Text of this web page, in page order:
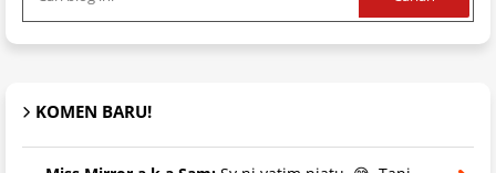
KOMEN BARU!